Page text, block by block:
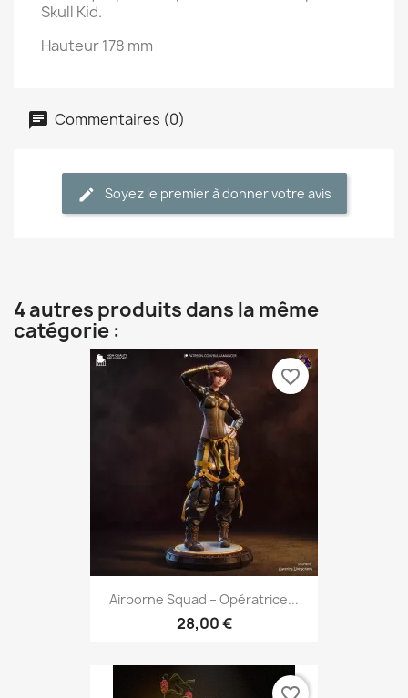
Skull Kid.
Hauteur 178 mm
Commentaires (0)
Soyez le premier à donner votre avis
4 autres produits dans la même
catégorie :
Airborne Squad – Opératrice...
28,00 €
favorite_border